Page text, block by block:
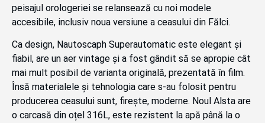
peisajul orologeriei se relansează cu noi modele
accesibile, inclusiv noua versiune a ceasului din Fălci.
Ca design, Nautoscaph Superautomatic este elegant și
fiabil, are un aer vintage și a fost gândit să se apropie cât
mai mult posibil de varianta originală, prezentată în film.
Însă materialele și tehnologia care s-au folosit pentru
producerea ceasului sunt, firește, moderne. Noul Alsta are
o carcasă din oțel 316L, este rezistent la apă până la o